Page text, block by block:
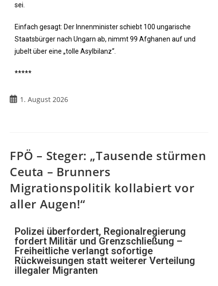
sei.
Einfach gesagt: Der Innenminister schiebt 100 ungarische
Staatsbürger nach Ungarn ab, nimmt 99 Afghanen auf und
jubelt über eine „tolle Asylbilanz“.
*****
1. August 2026
FPÖ – Steger: „Tausende stürmen
Ceuta – Brunners
Migrationspolitik kollabiert vor
aller Augen!“
Polizei überfordert, Regionalregierung
fordert Militär und Grenzschließung –
Freiheitliche verlangt sofortige
Rückweisungen statt weiterer Verteilung
illegaler Migranten